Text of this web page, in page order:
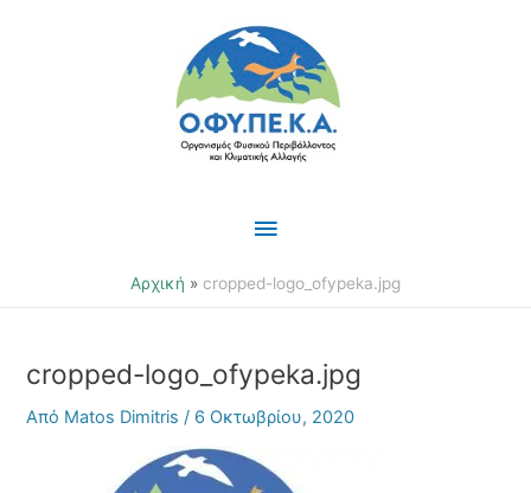
Κύριο
Μενού
Αρχική cropped-logo_ofypeka.jpg
cropped-logo_ofypeka.jpg
Από Matos Dimitris/ 6 Οκτωβρίου, 2020